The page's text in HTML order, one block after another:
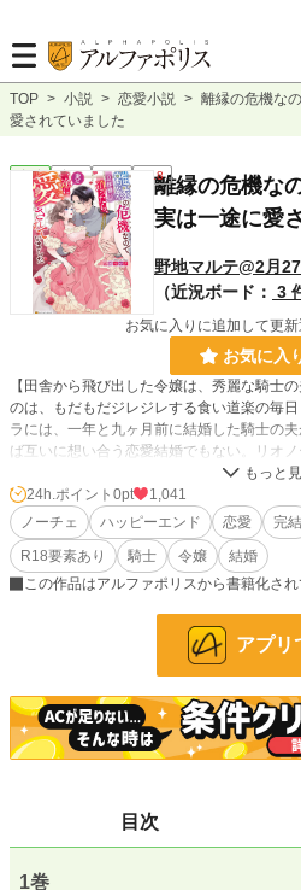
TOP > 小説 > 恋愛小説 > 離縁の危機な
愛されていました
恋愛 完結 長編 R18離縁の危機な
実は一途に愛
野地マルテ@2月
（近況ボード： 3
お気に入りに追加して更
お気に入
【田舎から飛び出した令嬢は、秀麗な騎士
のは、もだもだジレジレする食い道楽の毎
ラには、一年と九ヶ月前に結婚した騎士の
ば互いに想い合う恋愛結婚でもない。リオ
迷ったのか、戦果の褒賞にと彼女を妻に望
に入れ、すっかり気をよくしていた時の王
は王命で結婚することに。しかし彼らの結
日から別居し、会うのはアレスの休日のみ
関係は何ら変わりがなかった。リオノーラ
べながら今日も思う。このままで本当に良
228,620 位 / 228,620
66,320 位 / 66,320 件
お気に入り 1,169
24h.ポイント 0 pt
更新日時 2024.11.19 10:29
初回公開日時
24h.ポイント 0pt
1,041
ノーチェ
ハッピーエンド 恋愛 完結
R18要素あり
騎士 令嬢
結婚
この作品はアルファポリスから書籍化さ
アプリ
目次
1巻